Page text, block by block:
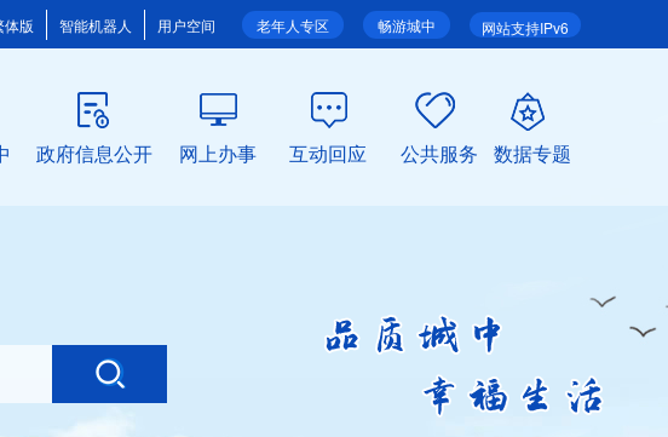
网站支持IPv6
畅游城中
老年人专区
体版 智能机器人 用户空间
政府信息公开 网上办事 互动回应 公共服务 数据专题